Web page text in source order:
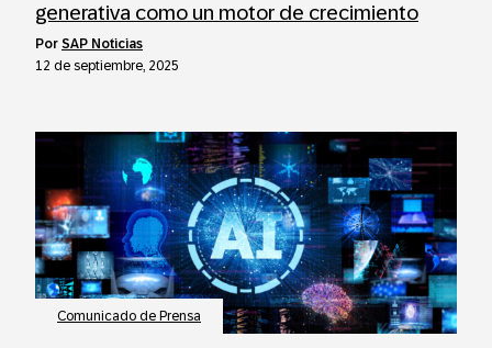
generativa como un motor de crecimiento
por SAP Noticias
12 de septiembre, 2025
Comunicado de Prensa